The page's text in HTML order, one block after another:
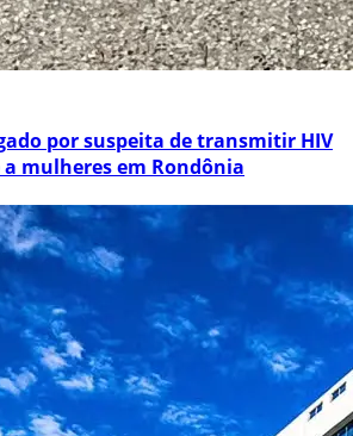
por suspeita de transmitir HIV
mulheres em Rondônia